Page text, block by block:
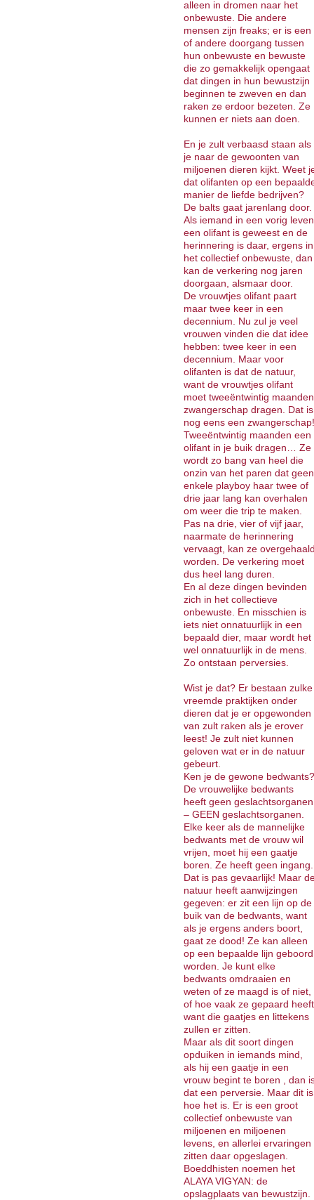
alleen in dromen naar het
onbewuste. Die andere
mensen zijn freaks; er is een
of andere doorgang tussen
hun onbewuste en bewuste
die zo gemakkelijk opengaat
dat dingen in hun bewustzijn
beginnen te zweven en dan
raken ze erdoor bezeten. Ze
kunnen er niets aan doen.
En je zult verbaasd staan als
je naar de gewoonten van
miljoenen dieren kijkt. Weet
dat olifanten op een
manier de liefde bedrijven?
De balts gaat jarenlang door.
Als iemand in een vorig leven
een olifant is geweest en de
herinnering is daar, ergens in
het collectief onbewuste, dan
kan de verkering nog jaren
doorgaan, alsmaar door.
De vrouwtjes olifant paart
maar twee keer in een
decennium. Nu zul je veel
vrouwen vinden die dat idee
hebben: twee keer in een
decennium. Maar voor
olifanten is dat de natuur,
want de vrouwtjes olifant
moet tweeëntwintig maanden
zwangerschap dragen. Dat is
nog eens een zwangerschap!
Tweeëntwintig maanden een
olifant in je buik dragen… Ze
wordt zo bang van heel die
onzin van het paren dat geen
enkele playboy haar twee of
drie jaar lang kan overhalen
om weer die trip te maken.
Pas na drie, vier of vijf jaar,
naarmate de herinnering
vervaagt, kan ze
worden. De verkering moet
dus heel lang duren.
En al deze dingen bevinden
zich in het collectieve
onbewuste. En misschien is
iets niet onnatuurlijk in een
bepaald dier, maar wordt het
wel onnatuurlijk in de mens.
Zo ontstaan perversies.
Wist je dat? Er bestaan zulke
vreemde praktijken onder
dieren dat je er opgewonden
van zult raken als je erover
leest! Je zult niet kunnen
geloven wat er in de natuur
gebeurt.
Ken je de gewone bedwants?
De vrouwelijke bedwants
heeft geen geslachtsorganen
– GEEN geslachtsorganen.
Elke keer als de mannelijke
bedwants met de vrouw wil
vrijen, moet hij een gaatje
boren. Ze heeft geen ingang.
Dat is pas gevaarlijk! Maar
natuur heeft aanwijzingen
gegeven: er zit een lijn op de
buik van de bedwants, want
als je ergens anders boort,
gaat ze dood! Ze kan alleen
op een bepaalde lijn geboord
worden. Je kunt elke
bedwants omdraaien en
weten of ze maagd is of niet,
of hoe vaak ze gepaard
want die gaatjes en littekens
zullen er zitten.
Maar als dit soort dingen
opduiken in iemands mind,
als hij een gaatje in een
vrouw begint te boren , dan
dat een perversie. Maar dit is
hoe het is. Er is een groot
collectief onbewuste van
miljoenen en miljoenen
levens, en allerlei ervaringen
zitten daar opgeslagen.
Boeddhisten noemen het
ALAYA VIGYAN: de
opslagplaats van bewustzijn.